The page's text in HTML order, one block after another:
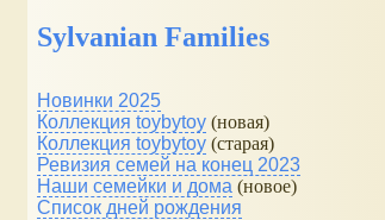
Sylvanian Families
Новинки 2025
Коллекция toybytoy (новая)
Коллекция toybytoy (старая)
Ревизия семей на конец 2023
Наши семейки и дома (новое)
Список дней рождения